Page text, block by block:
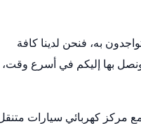
به، فنحن لدينا كافة
ونصل بها إليكم في أسرع وقت،
مركز كهربائي سيارات